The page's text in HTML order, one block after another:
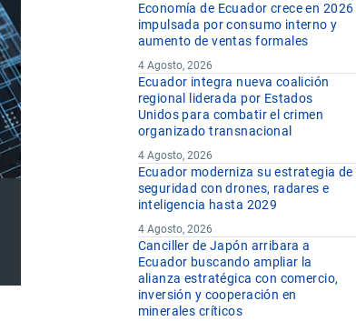
Economía de Ecuador crece en 2026
impulsada por consumo interno y
aumento de ventas formales
4 Agosto, 2026
Ecuador integra nueva coalición
regional liderada por Estados
Unidos para combatir el crimen
organizado transnacional
4 Agosto, 2026
Ecuador moderniza su estrategia de
seguridad con drones, radares e
inteligencia hasta 2029
4 Agosto, 2026
Canciller de Japón arribara a
Ecuador buscando ampliar la
alianza estratégica con comercio,
inversión y cooperación en
minerales críticos